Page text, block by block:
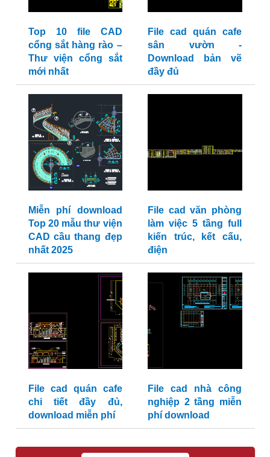
Top 10 file CAD
cổng sắt hàng rào –
Thư viện cổng sắt
mới nhất
File cad quán cafe
sân vườn -
Download bản vẽ
đầy đủ
Miễn phí download
Top 20 mẫu thư viện
CAD cầu thang đẹp
nhất 2025
File cad văn phòng
làm việc 5 tầng full
kiến trúc, kết cấu,
điện
File cad quán cafe
chi tiết đầy đủ,
download miễn phí
File cad nhà công
nghiệp 2 tầng miễn
phí download